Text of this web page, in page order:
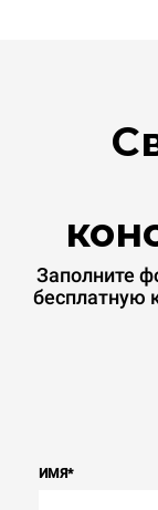
Заполните
бесплатную
ИМЯ*